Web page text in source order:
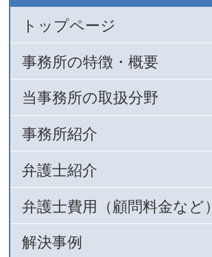
トップページ
事務所の特徴・概要
当事務所の取扱分野
事務所紹介
弁護士紹介
弁護士費用（顧問料金など）
解決事例